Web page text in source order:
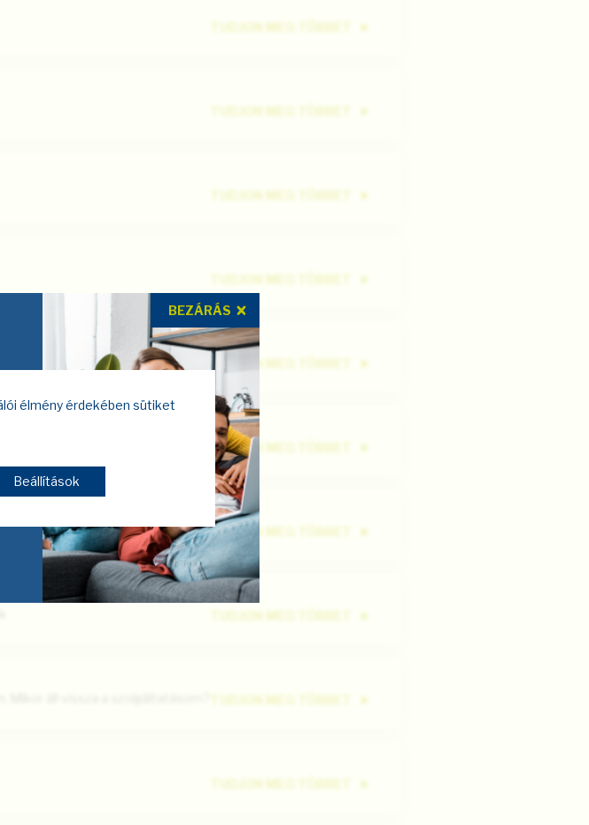
TUDJON MEG TÖBBET
TUDJON MEG TÖBBET
TUDJON MEG TÖBBET
TUDJON MEG TÖBBET
TUDJON MEG TÖBBET
TUDJON MEG TÖBBET
TUDJON MEG TÖBBET
TUDJON MEG TÖBBET
TUDJON MEG TÖBBET
TUDJON MEG TÖBBET
élmény érdekében sütiket
Beállítások
BEZÁRÁS